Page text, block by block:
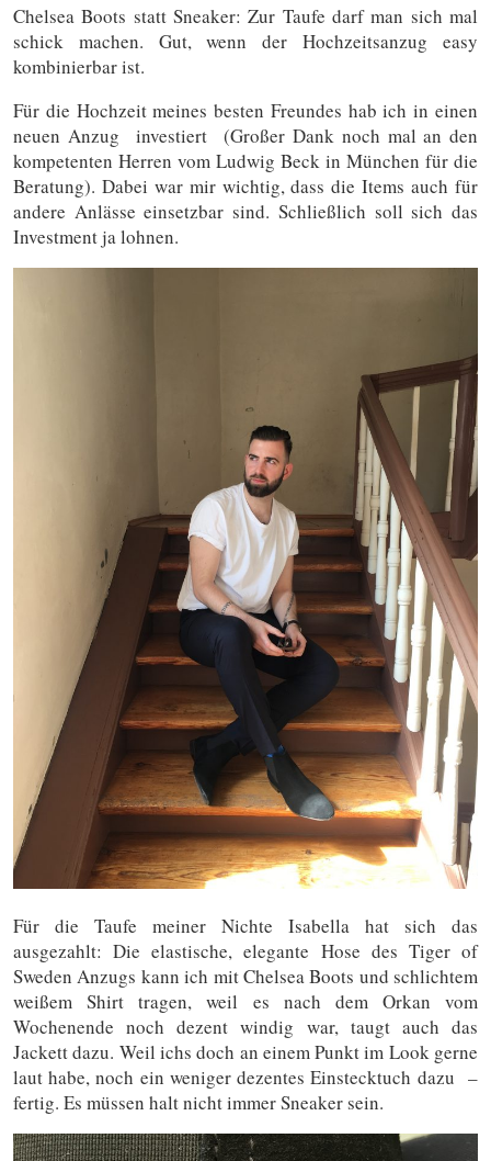
Chelsea Boots statt Sneaker: Zur Taufe darf man sich mal
schick machen. Gut, wenn der Hochzeitsanzug easy
kombinierbar ist.
Für die Hochzeit meines besten Freundes hab ich in einen
neuen Anzug investiert (Großer Dank noch mal an den
kompetenten Herren vom Ludwig Beck in München für die
Beratung). Dabei war mir wichtig, dass die Items auch für
andere Anlässe einsetzbar sind. Schließlich soll sich das
Investment ja lohnen.
Für die Taufe meiner Nichte Isabella hat sich das
ausgezahlt: Die elastische, elegante Hose des Tiger of
Sweden Anzugs kann ich mit Chelsea Boots und schlichtem
weißem Shirt tragen, weil es nach dem Orkan vom
Wochenende noch dezent windig war, taugt auch das
Jackett dazu. Weil ichs doch an einem Punkt im Look gerne
laut habe, noch ein weniger dezentes Einstecktuch dazu –
fertig. Es müssen halt nicht immer Sneaker sein.